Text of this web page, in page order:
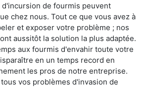
de fourmis peuvent
chez nous. Tout ce que vous avez à
et exposer votre problème ; nos
aussitôt la solution la plus adaptée.
aux fourmis d'envahir toute votre
en un temps record en
les pros de notre entreprise.
vos problèmes d'invasion de